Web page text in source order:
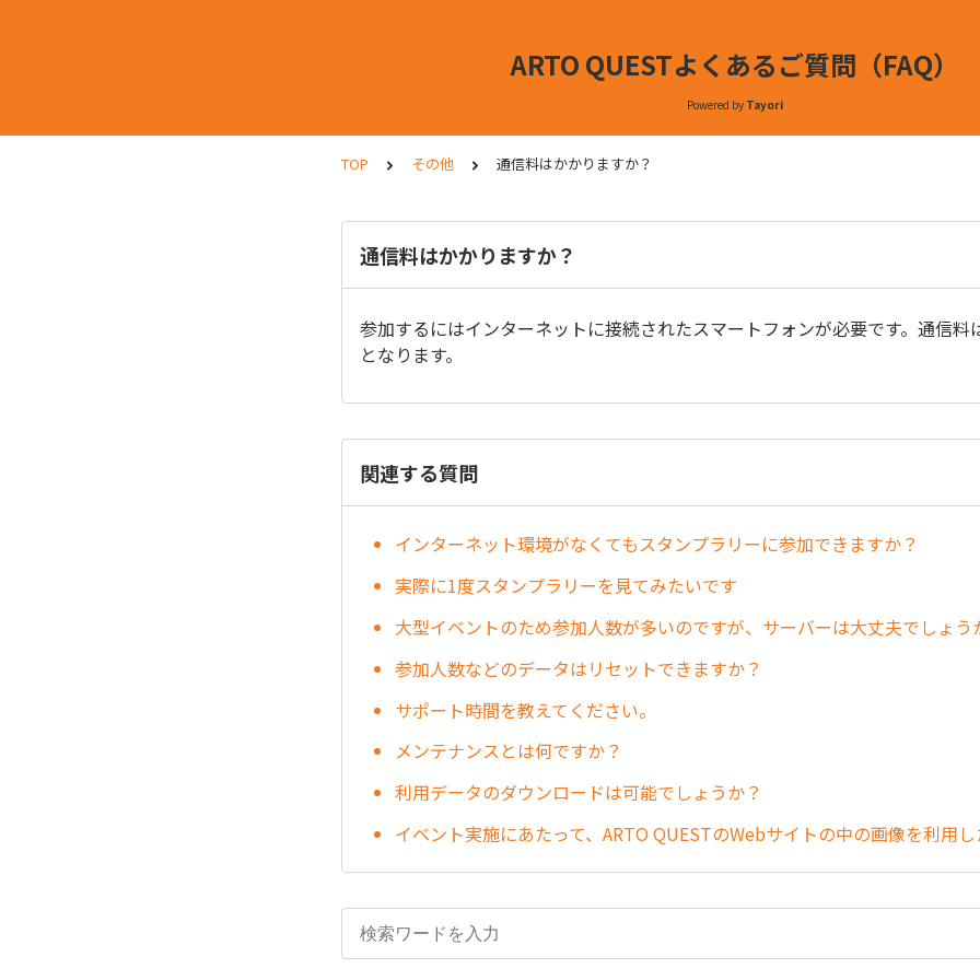
ARTO QUESTよくあるご質問（FAQ）
Powered by Tayori
TOP その他 通信料はかかりますか？
通信料はかかりますか？
参加するにはインターネットに接続されたスマートフォンが必要です。通信料
となります。
関連する質問
インターネット環境がなくてもスタンプラリーに参加できますか？
実際に1度スタンプラリーを見てみたいです
大型イベントのため参加人数が多いのですが、サーバーは大丈夫でしょう
参加人数などのデータはリセットできますか？
サポート時間を教えてください。
メンテナンスとは何ですか？
利用データのダウンロードは可能でしょうか？
イベント実施にあたって、ARTO QUESTのWebサイトの中の画像を利用し